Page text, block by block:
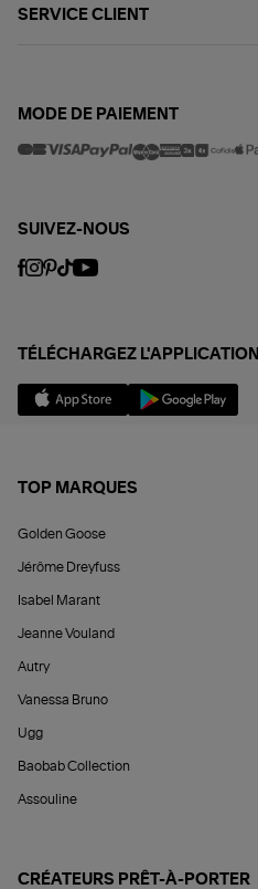
SERVICE CLIENT
MODE DE PAIEMENT
SUIVEZ-NOUS
TÉLÉCHARGEZ L'APPLICATION
TOP MARQUES
Golden Goose
Jérôme Dreyfuss
Isabel Marant
Jeanne Vouland
Autry
Vanessa Bruno
Ugg
Baobab Collection
Assouline
CRÉATEURS PRÊT-À-PORTER